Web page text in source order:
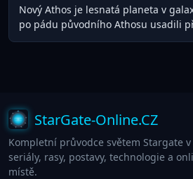
Nový Athos je lesnatá planeta v
po pádu původního Athosu usadili
StarGate-Online.CZ
Kompletní průvodce světem Stargate
seriály, rasy, postavy, technologie a
místě.